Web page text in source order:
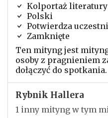
Kolportaż literatury
Polski
Potwierdza
Zamknięte
Ten mityng jest
osoby z pragnieniem
dołączyć do spotkania.
Rybnik Hallera
1 inny mityng w tym